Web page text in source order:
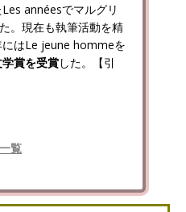
annéesでマルグリ
。現在も執筆活動を精
はLe jeune hommeを
賞を受賞した。【引
覧